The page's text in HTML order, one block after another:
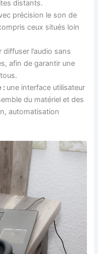
distants.
précision le son de
ceux situés loin
diffuser l’audio sans
afin de garantir une
: une interface utilisateur
du matériel et des
automatisation